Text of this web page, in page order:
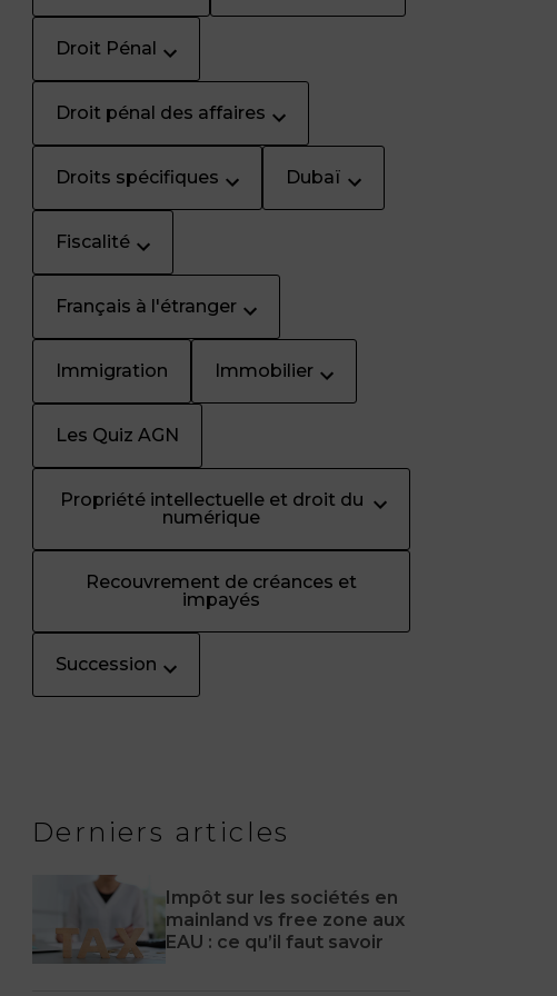
Droit Pénal
Droit pénal des affaires
Droits spécifiques Dubaï
Fiscalité
Français à l'étranger
Immigration Immobilier
Les Quiz AGN
Propriété intellectuelle et droit du
numérique
Recouvrement de créances et
impayés
Succession
Derniers articles
Impôt sur les sociétés en
mainland vs free zone aux
EAU : ce qu’il faut savoir